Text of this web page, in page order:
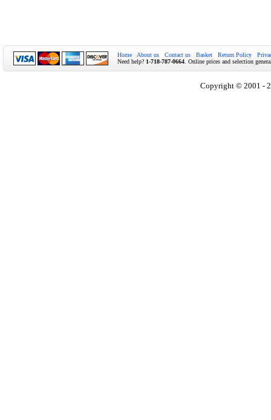
Home About us Contact us Basket Return Policy
Need help? 1-718-787-0664 . Online prices and selection
Copyright © 2001 -